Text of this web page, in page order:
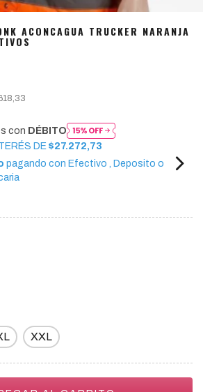
ACONCAGUA TRUCKER NARANJA
con DÉBITO
DE $27.272,73
pagando con Efectivo , Deposito o
XXL